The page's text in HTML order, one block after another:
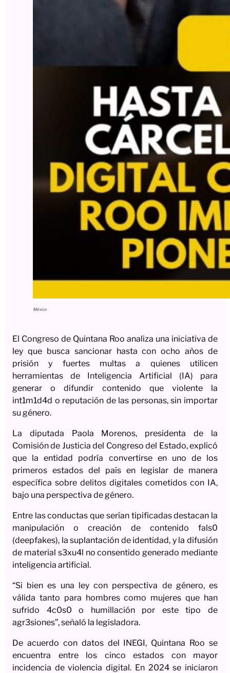
México
El Congreso de Quintana Roo analiza una iniciativa de
ley que busca sancionar hasta con ocho años de
prisión y fuertes multas a quienes utilicen
herramientas de Inteligencia Artificial (IA) para
generar o difundir contenido que violente la
int1m1d4d o reputación de las personas, sin importar
su género.
La diputada Paola Morenos, presidenta de la
Comisión de Justicia del Congreso del Estado, explicó
que la entidad podría convertirse en uno de los
primeros estados del país en legislar de manera
específica sobre delitos digitales cometidos con IA,
bajo una perspectiva de género.
Entre las conductas que serían tipificadas destacan la
manipulación o creación de contenido fals0
(deepfakes), la suplantación de identidad, y la difusión
de material s3xu4l no consentido generado mediante
inteligencia artificial.
“Si bien es una ley con perspectiva de género, es
válida tanto para hombres como mujeres que han
sufrido 4c0s0 o humillación por este tipo de
agr3siones”, señaló la legisladora.
De acuerdo con datos del INEGI, Quintana Roo se
encuentra entre los cinco estados con mayor
incidencia de violencia digital. En 2024 se iniciaron